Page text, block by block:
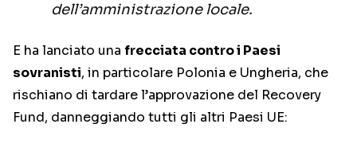
dell’amministrazione locale.
E ha lanciato una frecciata contro i Paesi
sovranisti, in particolare Polonia e Ungheria, che
rischiano di tardare l’approvazione del Recovery
Fund, danneggiando tutti gli altri Paesi UE: